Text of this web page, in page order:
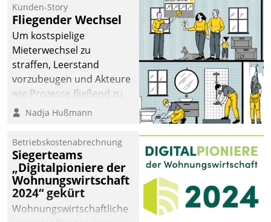
Kunden-Story
Fliegender Wechsel
Um kostspielige
Mieterwechsel zu
straffen, Leerstand
vorzubeugen und Akteure
wie Prozesse fließend zu
vernetzen, nutzt die
Jahresbeginn eine
Überblick, Einsicht und
Eingriff bietende Lösung.
Zur Entwicklung setzte
man auf
Cloudtechnologie,
Nadja Hußmann
Betriebskostenabrechnung
Siegerteams
„Digitalpioniere der
Wohnungswirtschaft
2024“ gekürt
Wohnungswirtschaftliche